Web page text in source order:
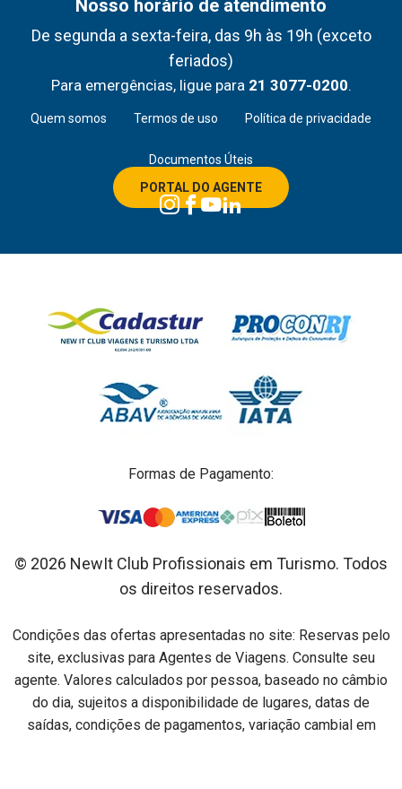
Nosso horário de atendimento
De segunda a sexta-feira, das 9h às 19h (exceto
feriados)
Para emergências, ligue para 21 3077-0200.
Quem somos Termos de uso Política de privacidade
Documentos Úteis
PORTAL DO AGENTE
Formas de Pagamento:
© 2026 NewIt Club Profissionais em Turismo. Todos
os direitos reservados.
Condições das ofertas apresentadas no site: Reservas pelo
site, exclusivas para Agentes de Viagens. Consulte seu
agente. Valores calculados por pessoa, baseado no câmbio
do dia, sujeitos a disponibilidade de lugares, datas de
saídas, condições de pagamentos, variação cambial em